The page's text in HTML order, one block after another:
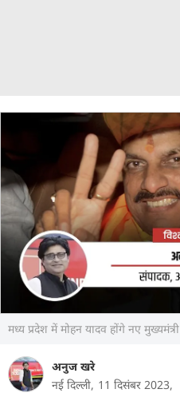
मध्य प्रदेश में मोहन यादव होंगे नए मुख्यमंत्री
अनुज खरे
नई दिल्ली, 11 दिसंबर 2023,